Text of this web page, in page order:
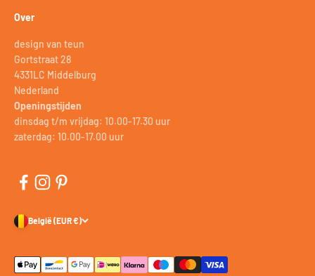
Over
design van teun
Gortstraat 28
4331LC Middelburg
Nederland
Openingstijden
dinsdag t/m vrijdag: 10.00-17.30 uur
zaterdag: 10.00-17.00 uur
België (EUR €)